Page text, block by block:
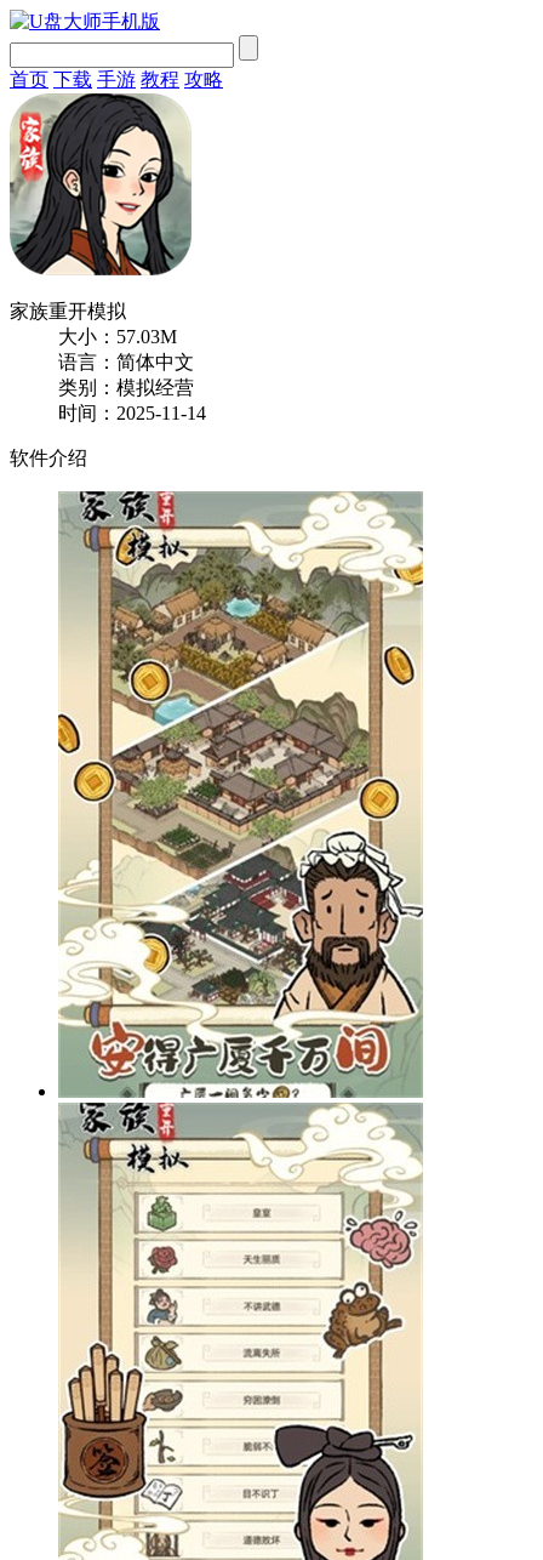
首页 下载 手游 教程 攻略
家族重开模拟
大小：57.03M
语言：简体中文
类别：模拟经营
时间：2025-11-14
软件介绍